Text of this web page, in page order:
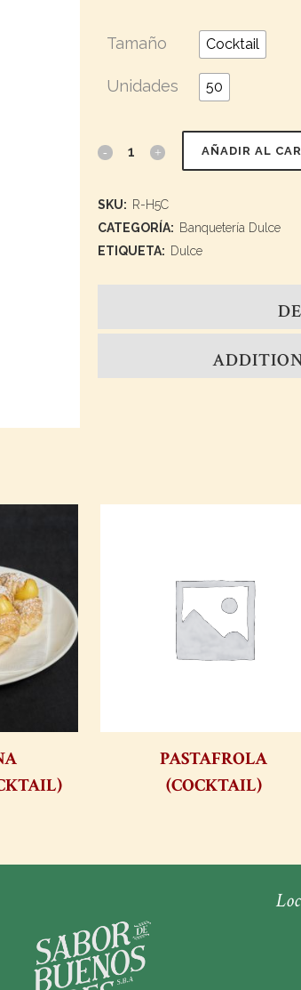
Tamaño Cocktail
Unidades 50
AÑADIR AL
SKU: R-H5C
CATEGORÍA: Banquetería Dulce
ETIQUETA: Dulce
PASTAFROLA
(COCKTAIL)